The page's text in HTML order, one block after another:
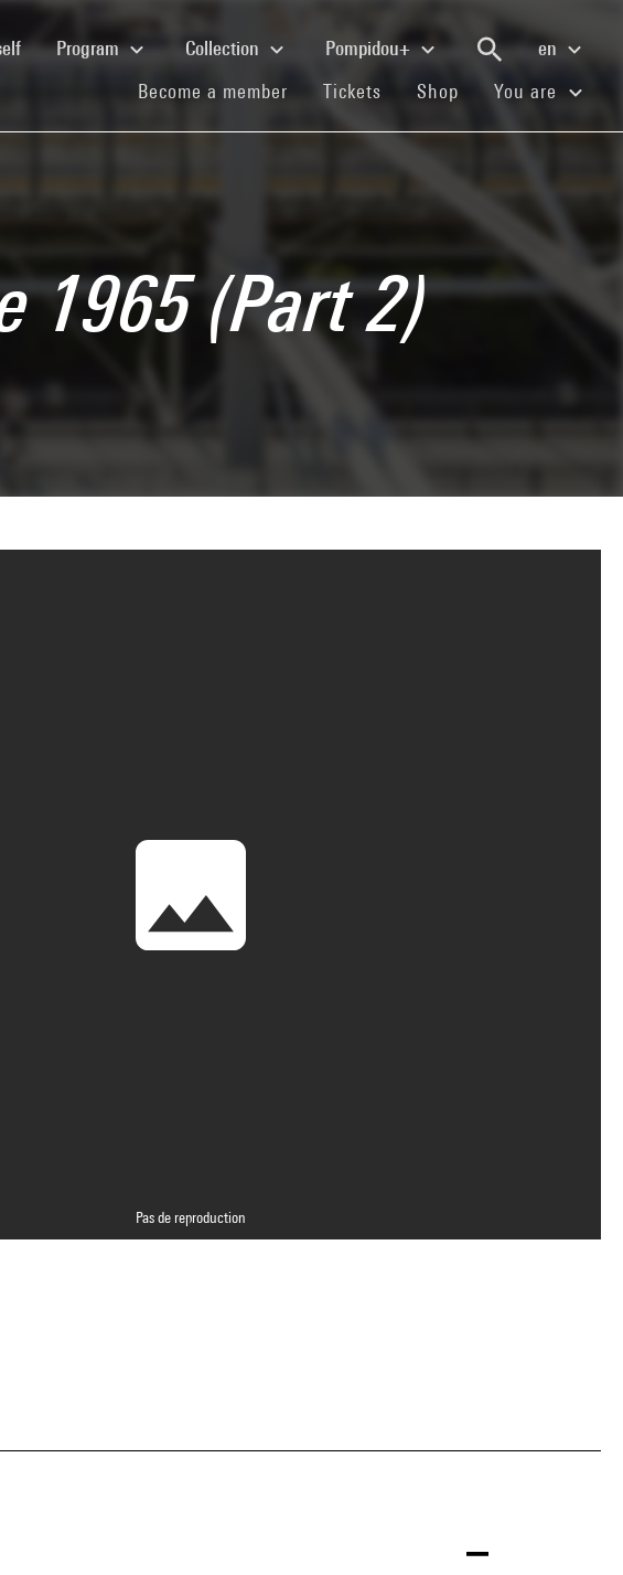
(current)Program Collection Pompidou+
en
Become a member (current)
Tickets (current)
Shop (current)You are
1965 (Part 2)
Pas de reproduction